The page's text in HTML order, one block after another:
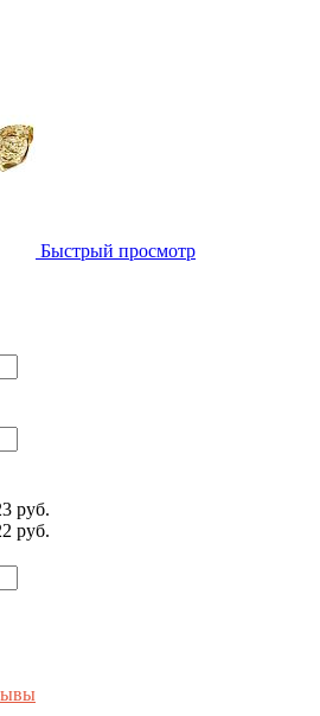
Быстрый просмотр
руб.
руб.